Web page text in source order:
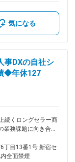
など） ・幅広い
リテラシーやセキ
ザーと丁寧にコミ
囲気の中で協力しな
安心して業務に取
アも発信しやすい風
システムを提供し、
から独立し、新体制
クや残業少なめの環
も目安の金額であ
す。月給(月額)は固
気になる
事DXの自社シ
◆年休127
続くロングセラー商
業務課題に向き合う
を募集します。顧客
丁目13番1号 新宿セ
全面禁煙